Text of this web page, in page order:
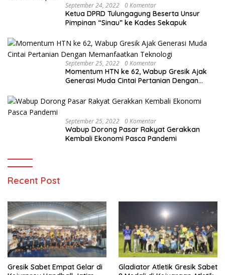
September 24, 2022 0 Komentar
Ketua DPRD Tulungagung Beserta Unsur
Pimpinan “Sinau” ke Kades Sekapuk
September 25, 2022 0 Komentar
Momentum HTN ke 62, Wabup Gresik Ajak
Generasi Muda Cintai Pertanian Dengan
September 25, 2022 0 Komentar
Wabup Dorong Pasar Rakyat Gerakkan
Kembali Ekonomi Pasca Pandemi
Recent Post
Gresik Sabet Empat Gelar di
Gladiator Atletik Gresik Sabet